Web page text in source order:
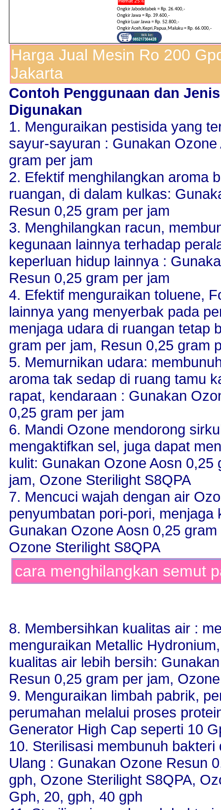
Hemat 25%
Ongkir Jabodetabek = Rp. 26.400,-
Ongkir Jawa = Rp. 39.600,-
Ongkir Luar Jawa = Rp. 52.800,-
Ongkir Aceh,Kepri,Papua,Maluku = Rp. 66.000,-
Harga Jual Mesin Ro 200
Jakarta
Contoh Penggunaan dan
Digunakan
1. Menguraikan pestisida yang
sayur-sayuran : Gunakan
gram per jam
2. Efektif menghilangkan aroma
ruangan, di dalam kulkas:
Resun 0,25 gram per jam
3. Menghilangkan racun,
kegunaan lainnya terhadap
keperluan hidup lainnya :
Resun 0,25 gram per jam
4. Efektif menguraikan toluene,
lainnya yang menyerbak pada
menjaga udara di ruangan tetap
gram per jam, Resun 0,25 gram
5. Memurnikan udara:
aroma tak sedap di ruang tamu
rapat, kendaraan : Gunakan
0,25 gram per jam
6. Mandi Ozone mendorong
mengaktifkan sel, juga dapat
kulit: Gunakan Ozone Aosn
jam, Ozone Sterilight S8QPA
7. Mencuci wajah dengan air
penyumbatan pori-pori,
Gunakan Ozone Aosn 0,25
Ozone Sterilight S8QPA
cara menghilangkan semut
8. Membersihkan kualitas air :
menguraikan Metallic
kualitas air lebih bersih:
Resun 0,25 gram per jam,
9. Menguraikan limbah pabrik,
perumahan melalui proses
Generator High Cap seperti 10
10. Sterilisasi membunuh
Ulang : Gunakan Ozone Resun
gph, Ozone Sterilight S8QPA,
Gph, 20, gph, 40 gph